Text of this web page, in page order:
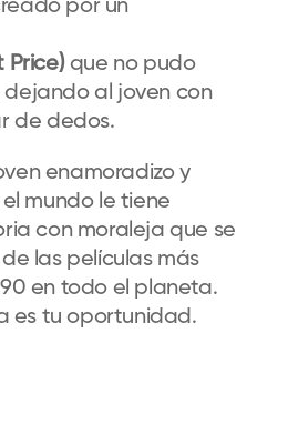
por un
Price)que no pudo
al joven con
de dedos.
enamoradizo y
mundo le tiene
con moraleja que se
las películas más
en todo el planeta.
es tu oportunidad.